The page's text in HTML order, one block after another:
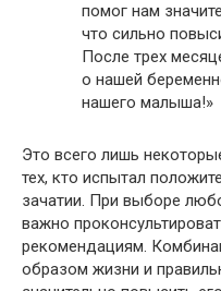
помог нам
что сильно
После трех
о нашей
нашего малыша!»
Это всего лишь
тех, кто испытал
зачатии. При выборе
важно
рекомендациям.
образом жизни и